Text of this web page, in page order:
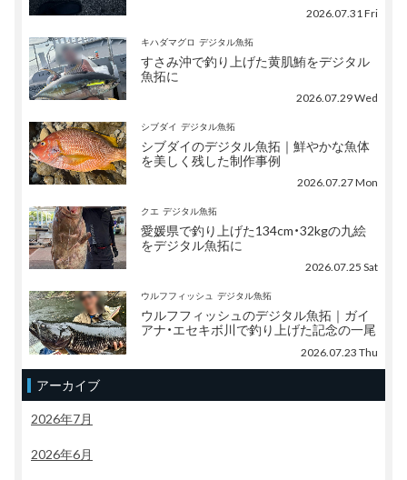
2026.07.31 Fri
キハダマグロ デジタル魚拓
すさみ沖で釣り上げた黄肌鮪をデジタル
魚拓に
2026.07.29 Wed
シブダイ デジタル魚拓
シブダイのデジタル魚拓｜鮮やかな魚体
を美しく残した制作事例
2026.07.27 Mon
クエ デジタル魚拓
愛媛県で釣り上げた134cm・32kgの九絵
をデジタル魚拓に
2026.07.25 Sat
ウルフフィッシュ デジタル魚拓
ウルフフィッシュのデジタル魚拓｜ガイ
アナ・エセキボ川で釣り上げた記念の一尾
2026.07.23 Thu
アーカイブ
2026年7月
2026年6月